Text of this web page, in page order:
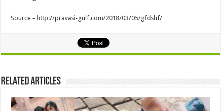
Source – http://pravasi-gulf.com/2018/03/05/gfdshf/
Related Articles